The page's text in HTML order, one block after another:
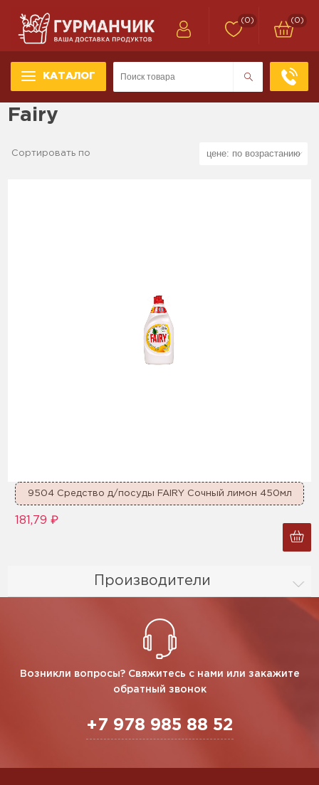
КАТАЛОГ
(0) (0)
Производители
Fairy
Сортировать по
9504 Средство д/посуды FAIRY Сочный лимон 450мл
181,79 ₽
Возникли вопросы? Свяжитесь с нами или закажите
обратный звонок
+7 978 985 88 52